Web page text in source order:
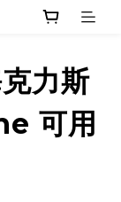
力斯
可用